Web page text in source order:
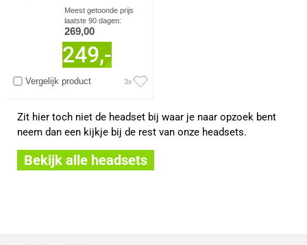
Vergelijk product
Meest getoonde prijs
laatste 90 dagen:
269,00
249,-
3x
Zit hier toch niet de headset bij waar je naar opzoek bent
neem dan een kijkje bij de rest van onze headsets.
Bekijk alle headsets